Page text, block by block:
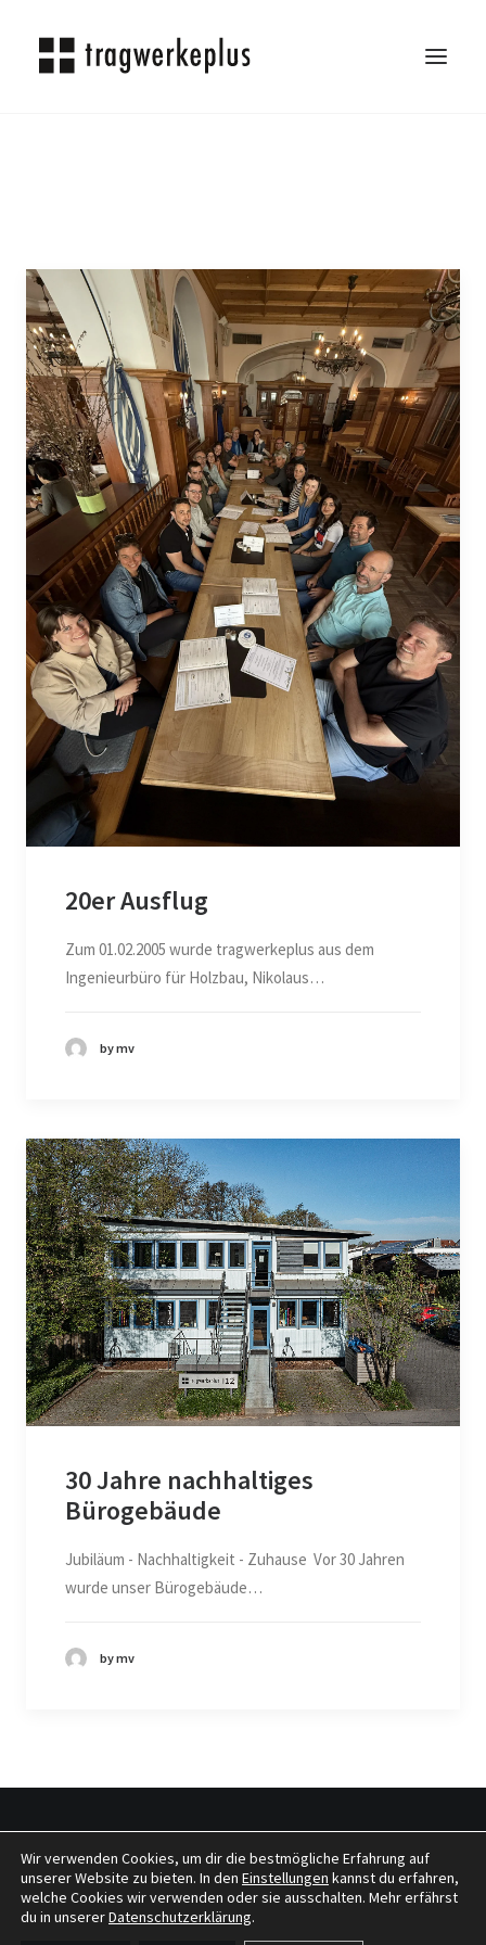
ÜBER UNS
KARRIERE
KONTAKT
SEARCH
20er Ausflug
Zum 01.02.2005 wurde tragwerkeplus aus dem
Ingenieurbüro für Holzbau, Nikolaus…
by mv
30 Jahre nachhaltiges
Bürogebäude
Jubiläum - Nachhaltigkeit - Zuhause Vor 30 Jahren
wurde unser Bürogebäude…
by mv
© 2026 tragwerkeplus. All rights reserved
Wir verwenden Cookies, um dir die bestmögliche Erfahrung auf
unserer Website zu bieten. In den Einstellungen kannst du erfahren,
welche Cookies wir verwenden oder sie ausschalten. Mehr erfährst
du in unsererDatenschutzerklärung.